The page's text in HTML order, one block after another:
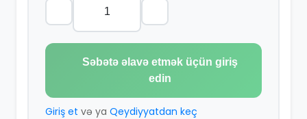
Səbətə əlavə etmək üçün giriş
edin
Giriş et və ya Qeydiyyatdan keç